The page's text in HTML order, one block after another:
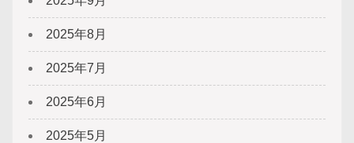
2025年8月
2025年7月
2025年6月
2025年5月